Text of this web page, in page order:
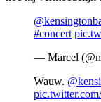
#concert
— Marcel
Wauw.